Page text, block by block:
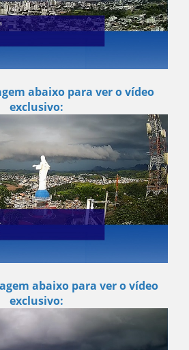
abaixo para ver o vídeo
exclusivo:
abaixo para ver o vídeo
exclusivo: